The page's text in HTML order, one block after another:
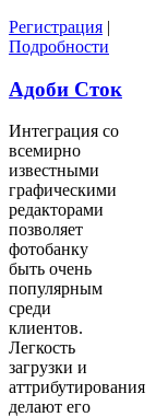
Регистрация |
Подробности
Адоби Сток
Интеграция со
всемирно
известными
графическими
редакторами
позволяет
фотобанку
быть очень
популярным
среди
клиентов.
Легкость
загрузки и
аттрибутирования
делают его